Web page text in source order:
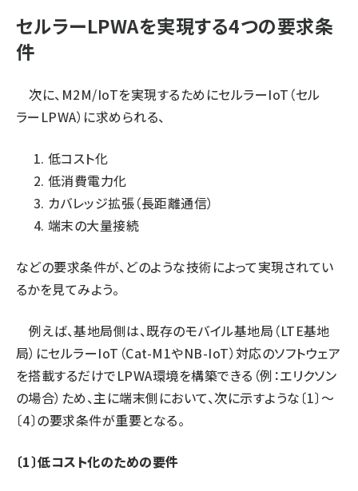
新井宏征 (286)
大串 (216)
aitras (180)
セルラーLPWAを実現する4つの要求条
件
次に、M2M/IoTを実現するためにセルラーIoT（セル
ラーLPWA）に求められる、
低コスト化
低消費電力化
カバレッジ拡張（長距離通信）
端末の大量接続
などの要求条件が、どのような技術によって実現されてい
るかを見てみよう。
例えば、基地局側は、既存のモバイル基地局（LTE基地
局）にセルラーIoT（Cat-M1やNB-IoT）対応のソフトウェア
を搭載するだけでLPWA環境を構築できる（例：エリクソン
の場合）ため、主に端末側において、次に示すような〔1〕〜
〔4〕の要求条件が重要となる。
〔1〕低コスト化のための要件